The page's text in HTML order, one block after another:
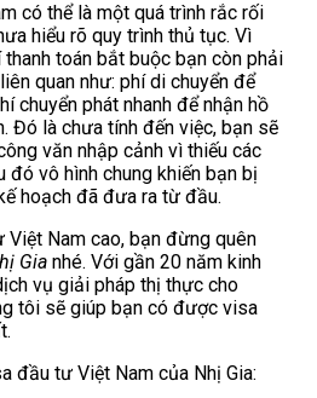
có thể là một quá trình rắc rối
hiểu rõ quy trình thủ tục. Vì
toán bắt buộc bạn còn phải
quan như: phí di chuyển để
chuyển phát nhanh để nhận hồ
Đó là chưa tính đến việc, bạn sẽ
văn nhập cảnh vì thiếu các
đó vô hình chung khiến bạn bị
hoạch đã đưa ra từ đầu.
Nam cao, bạn đừng quên
Gia nhé. Với gần 20 năm kinh
vụ giải pháp thị thực cho
tôi sẽ giúp bạn có được visa
đầu tư Việt Nam của Nhị Gia: